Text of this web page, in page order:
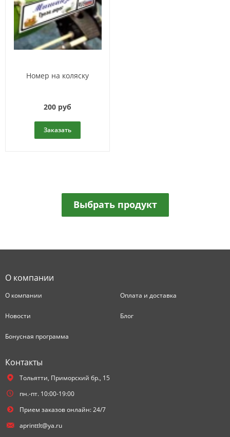
Номер на коляску
200 руб
Заказать
Выбрать продукт
О компании
О компании Оплата и доставка
Новости Блог
Бонусная программа
Контакты
Тольятти, Приморский бр., 15
пн.-пт. 10:00-19:00
Прием заказов онлайн: 24/7
aprinttlt@ya.ru